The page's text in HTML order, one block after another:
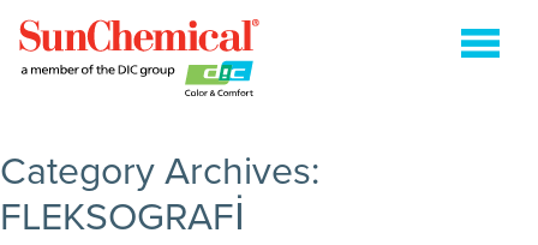
ENERJI (IŞIKLA) KURUMALI
FLEKSOGRAFİ
Category Archives:
FLEKSOGRAFİ